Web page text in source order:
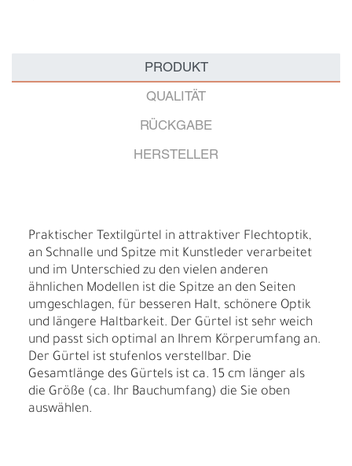
PRODUKT
QUALITÄT
RÜCKGABE
HERSTELLER
Praktischer Textilgürtel in attraktiver Flechtoptik,
an Schnalle und Spitze mit Kunstleder verarbeitet
und im Unterschied zu den vielen anderen
ähnlichen Modellen ist die Spitze an den Seiten
umgeschlagen, für besseren Halt, schönere Optik
und längere Haltbarkeit. Der Gürtel ist sehr weich
und passt sich optimal an Ihrem Körperumfang an.
Der Gürtel ist stufenlos verstellbar. Die
Gesamtlänge des Gürtels ist ca. 15 cm länger als
die Größe (ca. Ihr Bauchumfang) die Sie oben
auswählen.